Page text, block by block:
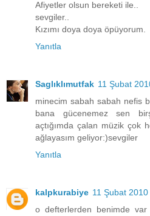
Afiyetler olsun bereketi ile..
sevgiler..
Kızımı doya doya öpüyorum.
Yanıtla
Saglıklımutfak 11 Şubat
minecim sabah sabah nefis
bana gücenemez sen
açtığımda çalan müzik çok
ağlayasım geliyor:)sevgiler
Yanıtla
kalpkurabiye 11 Şubat
o defterlerden benimde